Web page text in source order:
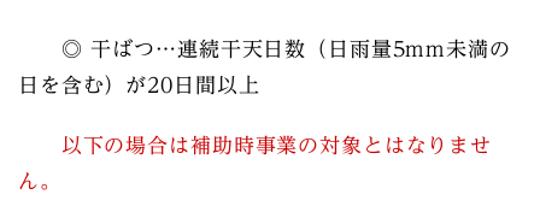
◎ 干ばつ…連続干天日数（日雨量5mm未満の
日を含む）が20日間以上
以下の場合は補助時事業の対象とはなりませ
ん。